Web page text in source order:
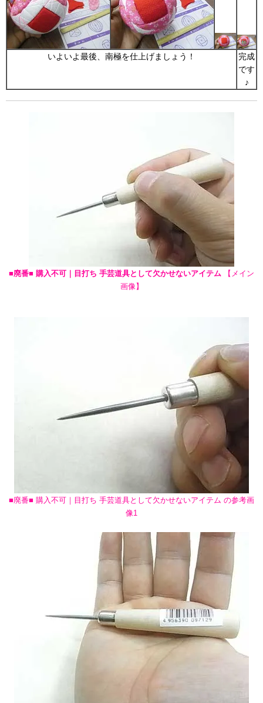
いよいよ最後、南極を仕上げましょう！
完成
です
♪
■廃番■ 購入不可｜目打ち 手芸道具として欠かせないアイテム 【メイン
画像】
■廃番■ 購入不可｜目打ち 手芸道具として欠かせないアイテム の参考画
像1